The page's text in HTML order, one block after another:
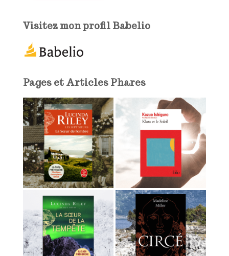
a
Visitez mon profil Babelio
Pages et Articles Phares